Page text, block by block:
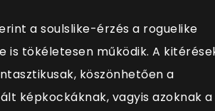
a soulslike-érzés a roguelike
is tökéletesen működik. A
köszönhetően a
képkockáknak, vagyis azoknak a